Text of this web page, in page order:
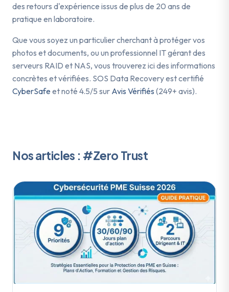
des retours d'expérience issus de plus de 20 ans de
pratique en laboratoire.
Que vous soyez un particulier cherchant à protéger vos
photos et documents, ou un professionnel IT gérant des
serveurs RAID et NAS, vous trouverez ici des informations
concrètes et vérifiées. SOS Data Recovery est certifié
CyberSafe et noté 4.5/5 sur Avis Vérifiés (249+ avis).
Nos articles : #Zero Trust